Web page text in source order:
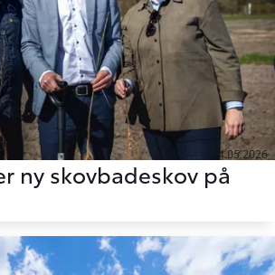
04.05.2026
ny skovbadeskov på